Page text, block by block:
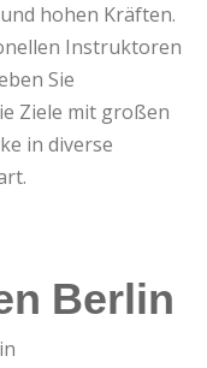
hohen Kräften.
Instruktoren
Sie
Ziele mit großen
in diverse
Berlin